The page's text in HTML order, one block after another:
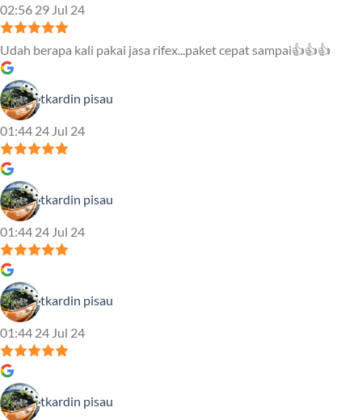
02:56 29 Jul 24
Udah berapa kali pakai jasa rifex...paket cepat sampai👍👍👍
tkardin pisau
01:44 24 Jul 24
tkardin pisau
01:44 24 Jul 24
tkardin pisau
01:44 24 Jul 24
tkardin pisau